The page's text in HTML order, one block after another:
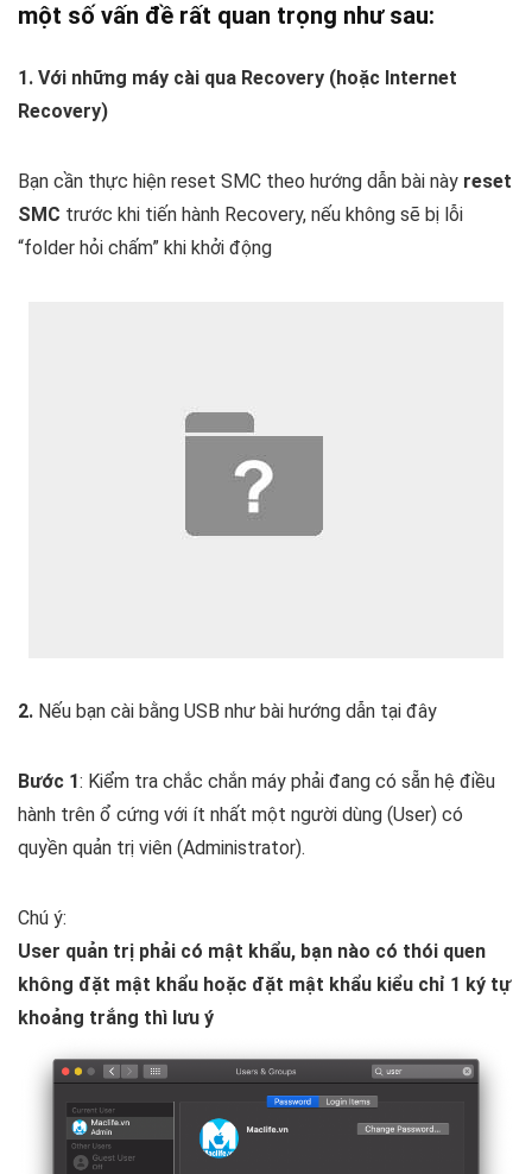
một số vấn đề rất quan trọng như sau:
1. Với những máy cài qua Recovery (hoặc Internet
Recovery)
Bạn cần thực hiện reset SMC theo hướng dẫn bài này reset
SMC trước khi tiến hành Recovery, nếu không sẽ bị lỗi
“folder hỏi chấm” khi khởi động
2. Nếu bạn cài bằng USB như bài hướng dẫn tại đây
Bước 1: Kiểm tra chắc chắn máy phải đang có sẵn hệ điều
hành trên ổ cứng với ít nhất một người dùng (User) có
quyền quản trị viên (Administrator).
Chú ý:
User quản trị phải có mật khẩu, bạn nào có thói quen
không đặt mật khẩu hoặc đặt mật khẩu kiểu chỉ 1 ký tự
khoảng trắng thì lưu ý